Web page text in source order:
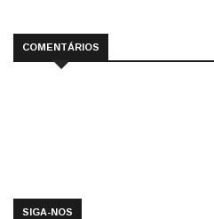
COMENTÁRIOS
SIGA-NOS